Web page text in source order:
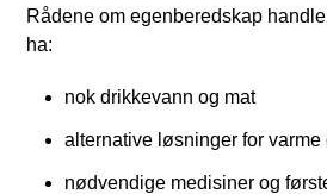
Rådene om egenberedskap
ha:
nok drikkevann og mat
alternative løsninger for varme
nødvendige medisiner og